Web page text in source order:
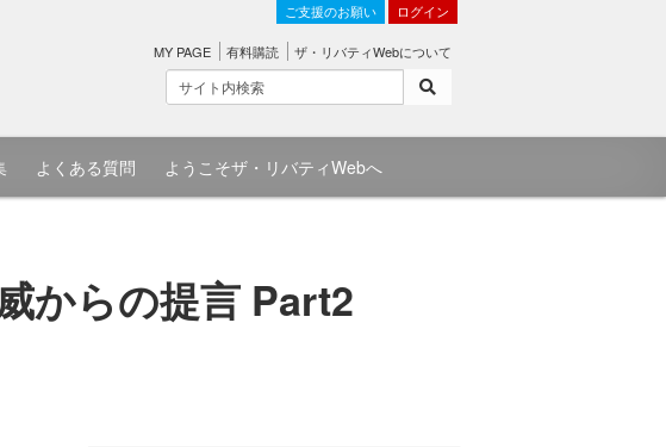
ご支援のお願い ログイン
MY PAGE 有料購読 ザ・リバティWebについて
よくある質問 ようこそザ・リバティWebへ
からの提言 Part2